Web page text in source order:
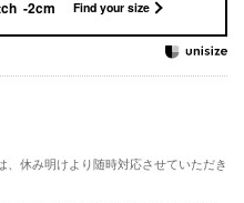
-2cm Find your size
、休み明けより随時対応させていただき